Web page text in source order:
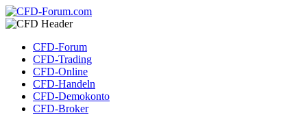
CFD-Forum
CFD-Trading
CFD-Online
CFD-Handeln
CFD-Demokonto
CFD-Broker